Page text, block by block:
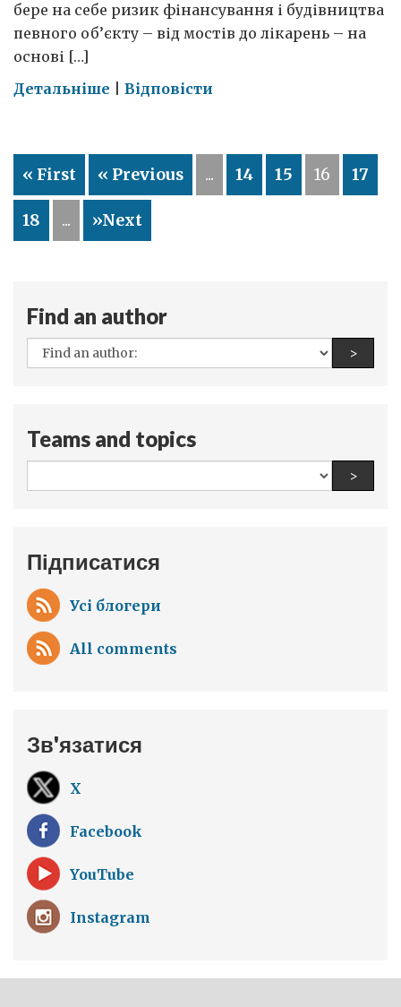
бере на себе ризик фінансування і будівництва
певного об’єкту – від мостів до лікарень – на
основі […]
Детальніше on
партнерства
Відповісти
« First « Previous ... 14 15 16 17
18 ... »Next
Find an author
All
authors:
>Find
Teams and topics
All
teams
>Find
Підписатися
Усі блогери
All comments
Зв'язатися
X
Facebook
YouTube
Instagram